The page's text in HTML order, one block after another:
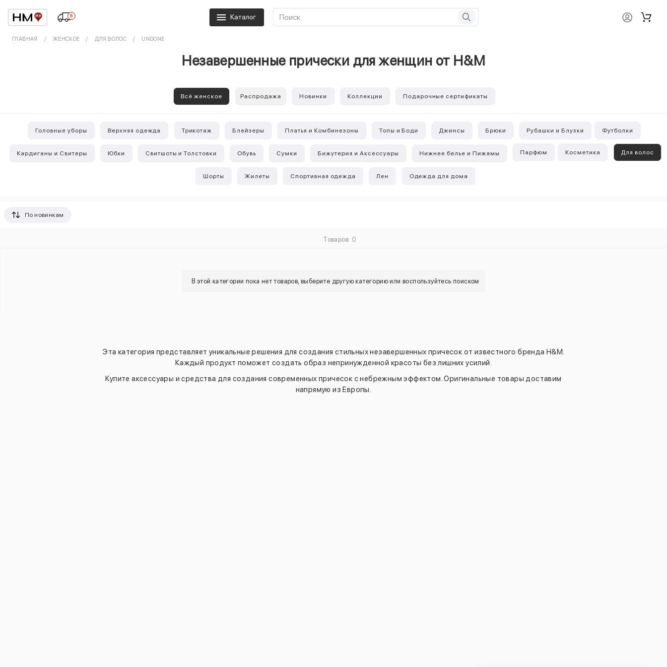
8 Каталог
ГЛАВНАЯ ЖЕНСКОЕ ДЛЯ ВОЛОС UNDONE
Незавершенные прически для женщин от H&M
Всё женское Распродажа Новинки Коллекции Подарочные сертификаты
Головные уборы Верхняя одежда Трикотаж Блейзеры Платья и Комбинезоны Топы и Боди Джинсы Брюки Рубашки и Блузки Футболки
Кардиганы и Свитеры Юбки Свитшоты и Толстовки Обувь Сумки Бижутерия и Аксессуары Нижнее белье и Пижамы Парфюм Косметика Для волос
Шорты Жилеты Спортивная одежда Лен Одежда для дома
По новинкам
Товаров: 0
В этой категории пока нет товаров, выберите другую категорию или воспользуйтесь поиском
Эта категория представляет уникальные решения для создания стильных незавершенных причесок от известного бренда H&M.
Каждый продукт поможет создать образ непринужденной красоты без лишних усилий.
Купите аксессуары и средства для создания современных причесок с небрежным эффектом. Оригинальные товары доставим
напрямую из Европы.